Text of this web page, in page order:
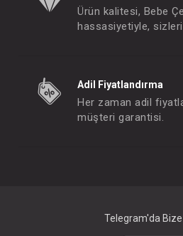
Ürün kalitesi, Bebe
hassasiyetiyle,
Adil Fiyatlandırma
Her zaman adil
müşteri garantisi.
Telegram'da Bize